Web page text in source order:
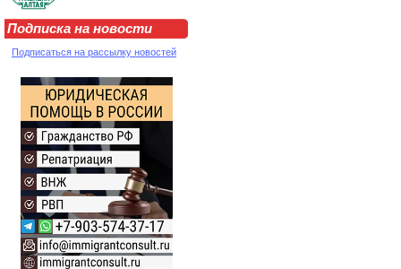
Подписка на новости
Подписаться на рассылку новостей